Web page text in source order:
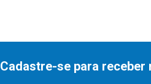
Cadastre-se para